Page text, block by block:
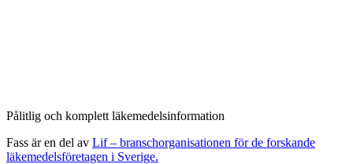
Pålitlig och komplett läkemedelsinformation
Fass är en del av Lif – branschorganisationen för de forskande
läkemedelsföretagen i Sverige.